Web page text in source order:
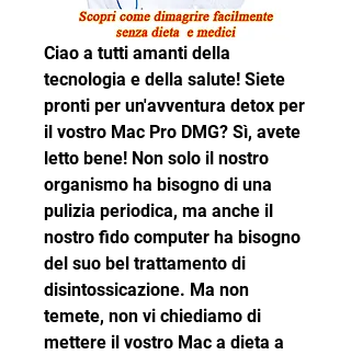
Ciao a tutti amanti della
tecnologia e della salute! Siete
pronti per un'avventura detox per
il vostro Mac Pro DMG? Sì, avete
letto bene! Non solo il nostro
organismo ha bisogno di una
pulizia periodica, ma anche il
nostro fido computer ha bisogno
del suo bel trattamento di
disintossicazione. Ma non
temete, non vi chiediamo di
mettere il vostro Mac a dieta a